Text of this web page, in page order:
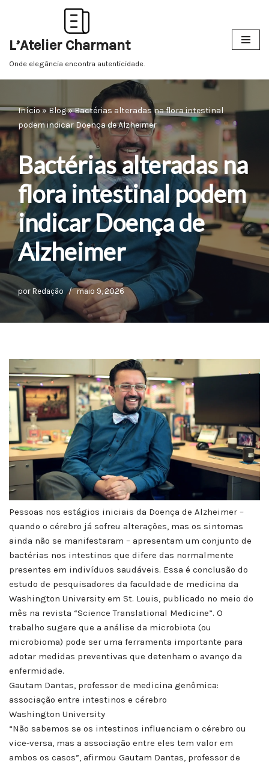
para
o
L’Atelier Charmant
Onde elegância encontra autenticidade.
Início »Blog»Bactérias alteradas na flora intestinal
podem indicar Doença de Alzheimer
Bactérias alteradas na
flora intestinal podem
indicar Doença de
Alzheimer
por Redação maio 9, 2026
Pessoas nos estágios iniciais da Doença de Alzheimer –
quando o cérebro já sofreu alterações, mas os sintomas
ainda não se manifestaram – apresentam um conjunto de
bactérias nos intestinos que difere das normalmente
presentes em indivíduos saudáveis. Essa é conclusão do
estudo de pesquisadores da faculdade de medicina da
Washington University em St. Louis, publicado no meio do
mês na revista “Science Translational Medicine”. O
trabalho sugere que a análise da microbiota (ou
microbioma) pode ser uma ferramenta importante para
adotar medidas preventivas que detenham o avanço da
enfermidade.
Gautam Dantas, professor de medicina genômica:
associação entre intestinos e cérebro
Washington University
“Não sabemos se os intestinos influenciam o cérebro ou
vice-versa, mas a associação entre eles tem valor em
ambos os casos”, afirmou Gautam Dantas, professor de